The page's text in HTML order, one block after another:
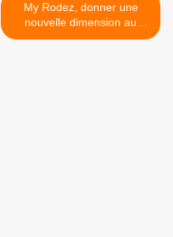
My Rodez, donner une
nouvelle dimension au
territoire >